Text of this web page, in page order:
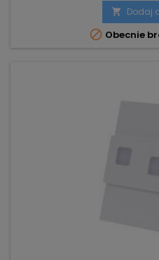
 Dodaj
 Obecnie